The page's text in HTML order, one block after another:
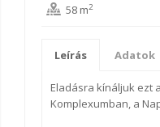
58 m2
Leírás Adatok
Eladásra kínáljuk ezt
Komplexumban, a